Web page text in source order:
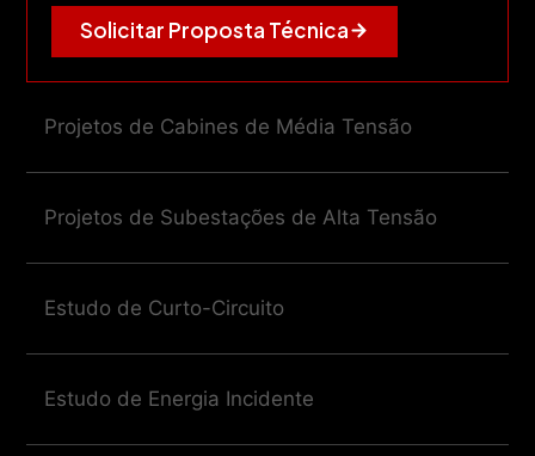
Projetos de Cabines de Média Tensão
Projetos de Subestações de Alta Tensão
Estudo de Curto-Circuito
Estudo de Energia Incidente
Solicitar Proposta Técnica